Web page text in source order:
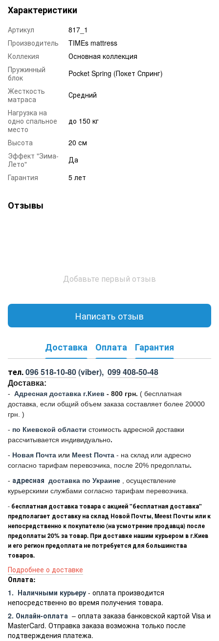
Характеристики
Артикул
817_1
Производитель
TIMEs mattress
Коллекия
Основная коллекция
Пружинный
блок
Pocket Spring (Покет Спринг)
Жесткость
матраса
Средний
Нагрузка на
одно спальное
место
до 150 кг
Высота
20 см
Эффект "Зима-
Лето"
Да
Гарантия
5 лет
Отзывы
Добавьте первый отзыв
Написать отзыв
Доставка Оплата Гарантия
тел.096 518-10-80(viber), 099 408-50-48
Доставка:
- Адресная доставка г.Киев - 800 грн. ( бесплатная
доставка, если общий объем заказа составляет более 20000
грн. )
- по Киевской области стоимость адресной доставки
рассчитывается индивидуально.
- Новая Почта или Meest Почта - на склад или адресно
согласно тарифам перевозчика, после 20% предоплаты.
- адресная доставка по Украине
, осуществление
курьерскими службами согласно тарифам перевозчика.
- бесплатная доставка товара с акцией "бесплатная доставка"
предполагает доставку на склад Новой Почты, Meest Почты или к
непосредственно к покупателю (на усмотрение продавца) после
предоплаты 20% за товар. При доставке нашим курьером в г.Киев
и его регион предоплата не потребуется для большинства
товаров.
Подробнее о доставке
Оплата:
1. Наличными курьеру - оплата производится
непосредственно во время получения товара.
2. Онлайн-оплата – оплата заказа банковской картой Visa и
MasterCard. Отправка заказа возможна только после
подтверждения платежа.